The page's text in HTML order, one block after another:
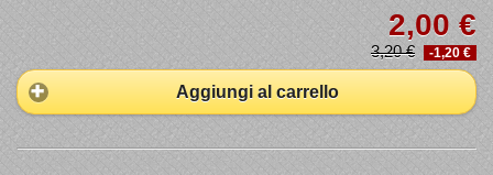
2,00 €
3,20 € -1,20 €
Aggiungi al carrello